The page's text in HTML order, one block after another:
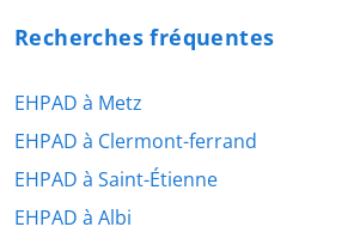
Recherches fréquentes
EHPAD à Metz
EHPAD à Clermont-ferrand
EHPAD à Saint-Étienne
EHPAD à Albi